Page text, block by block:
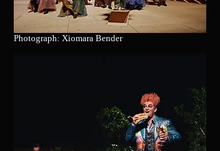
Photograph: Xiomara Bender